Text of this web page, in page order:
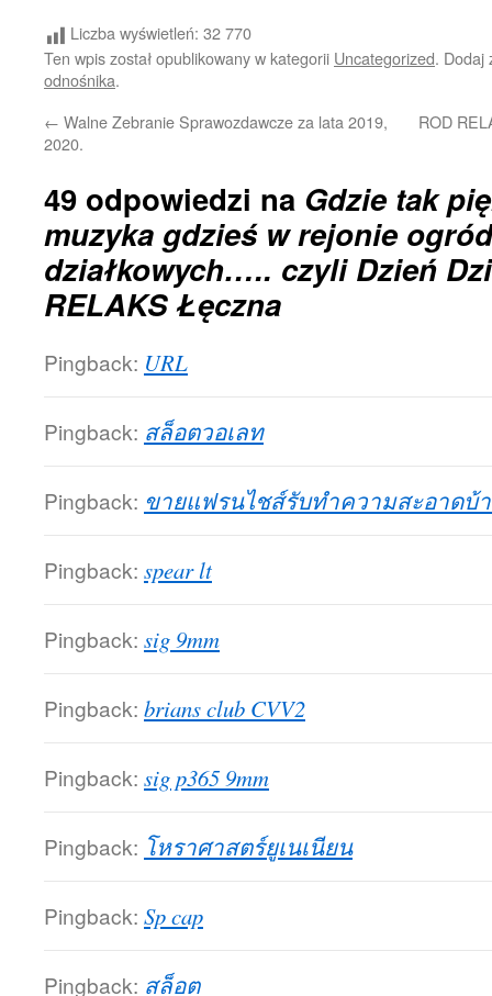
Liczba wyświetleń: 32 770
Ten wpis został opublikowany w kategorii Uncategorized. Dodaj
odnośnika.
← Walne Zebranie Sprawozdawcze za lata 2019,
2020.
ROD
49 odpowiedzi na Gdzie tak
muzyka gdzieś w rejonie
działkowych….. czyli Dzień
RELAKS Łęczna
Pingback: URL
Pingback: สล็อตวอเลท
Pingback: ขายแฟรนไชส์รับทำความสะอาดบ้
Pingback: spear lt
Pingback: sig 9mm
Pingback: brians club CVV2
Pingback: sig p365 9mm
Pingback: โหราศาสตร์ยูเนเนียน
Pingback: Sp cap
Pingback: สล็อต